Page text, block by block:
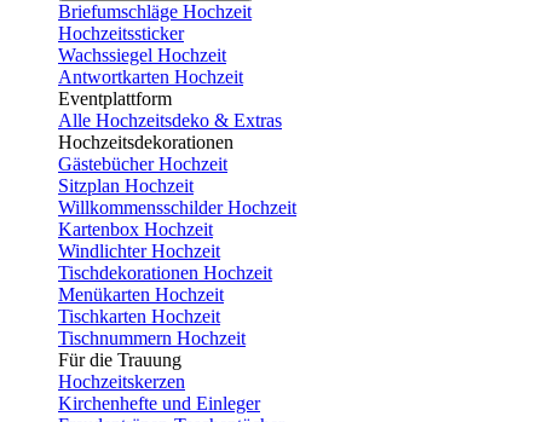
Briefumschläge Hochzeit
Hochzeitssticker
Wachssiegel Hochzeit
Antwortkarten Hochzeit
Eventplattform
Alle Hochzeitsdeko & Extras
Hochzeitsdekorationen
Gästebücher Hochzeit
Sitzplan Hochzeit
Willkommensschilder Hochzeit
Kartenbox Hochzeit
Windlichter Hochzeit
Tischdekorationen Hochzeit
Menükarten Hochzeit
Tischkarten Hochzeit
Tischnummern Hochzeit
Für die Trauung
Hochzeitskerzen
Kirchenhefte und Einleger